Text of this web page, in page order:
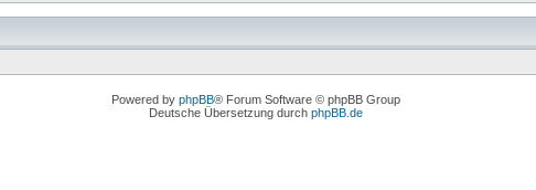
Powered by phpBB® Forum Software © phpBB Group
Deutsche Übersetzung durch phpBB.de